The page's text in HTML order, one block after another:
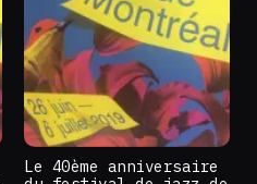
Le 40ème anniversaire